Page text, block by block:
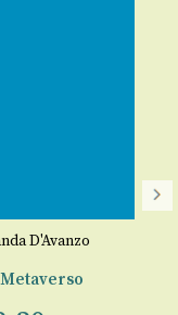
D'Avanzo